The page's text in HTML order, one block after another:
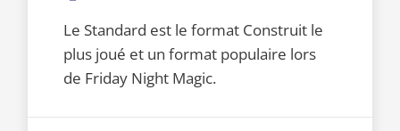
Le Standard est le format Construit le
plus joué et un format populaire lors
de Friday Night Magic.